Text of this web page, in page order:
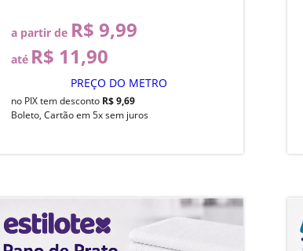
a partir de R$ 9,99
até R$ 11,90
PREÇO DO METRO
no PIX tem desconto R$ 9,69
Boleto, Cartão em 5x sem juros